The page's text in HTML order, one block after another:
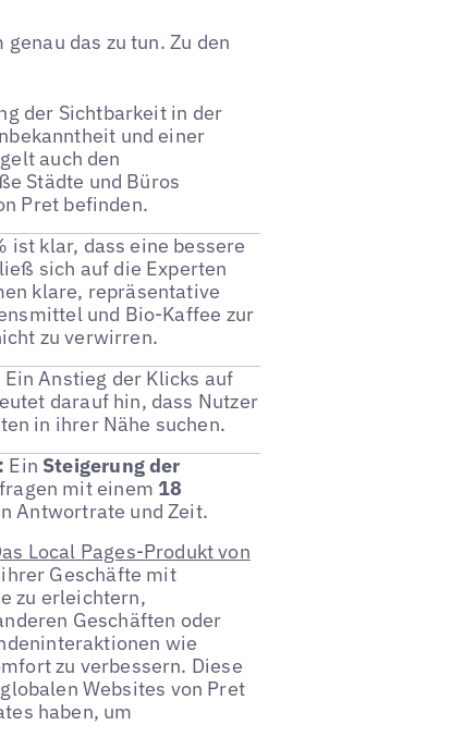
das zu tun. Zu den
der Sichtbarkeit in der
und einer
auch den
Städte und Büros
Pret befinden.
ist klar, dass eine bessere
sich auf die Experten
klare, repräsentative
und Bio-Kaffee zur
zu verwirren.
Ein Anstieg der Klicks auf
darauf hin, dass Nutzer
in ihrer Nähe suchen.
Ein Steigerung der
mit einem 18
Antwortrate und Zeit.
Local Pages-Produkt von
Geschäfte mit
zu erleichtern,
Geschäften oder
wie
zu verbessern. Diese
Websites von Pret
haben, um